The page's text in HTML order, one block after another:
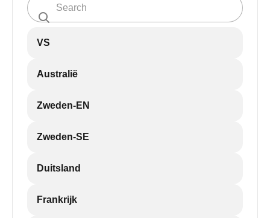
VS
Australië
Zweden-EN
Zweden-SE
Duitsland
Frankrijk